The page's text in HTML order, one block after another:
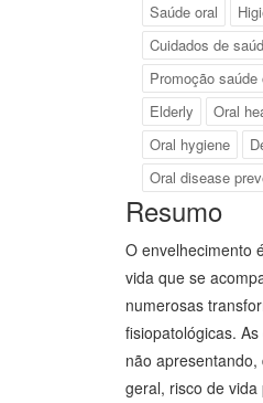
Saúde oral
Cuidados de
Promoção saúde
Elderly
Oral
Oral hygiene
Oral disease
Resumo
O envelhecimento
vida que se
numerosas
fisiopatológicas.
não apresentando,
geral, risco de